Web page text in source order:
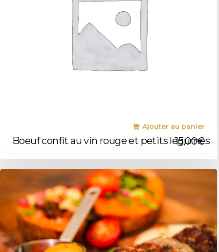
Boeuf confit au vin rouge et petits légumes
15,00€
Ajouter au panier